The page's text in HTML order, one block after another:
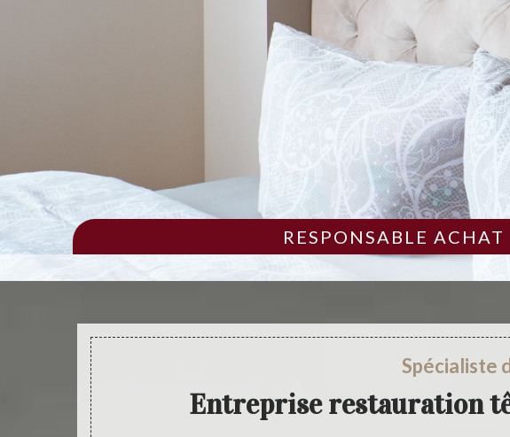
RESPONSABLE
Spécialiste
Entreprise restauration